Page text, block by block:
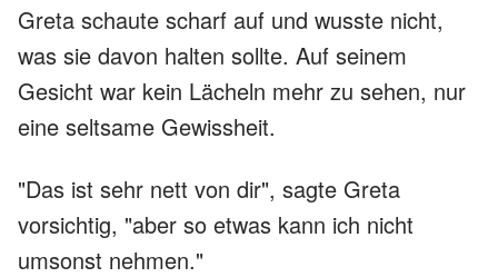
Greta schaute scharf auf und wusste nicht,
was sie davon halten sollte. Auf seinem
Gesicht war kein Lächeln mehr zu sehen, nur
eine seltsame Gewissheit.
"Das ist sehr nett von dir", sagte Greta
vorsichtig, "aber so etwas kann ich nicht
umsonst nehmen."